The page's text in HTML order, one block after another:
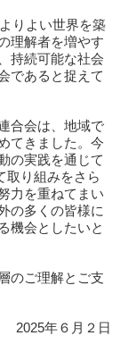
りよい世界を築
理解者を増やす
持続可能な社会
であると捉えて
合会は、地域で
てきました。今
の実践を通じて
取り組みをさら
力を重ねてまい
の多くの皆様に
機会としたいと
のご理解とご支
2025年６月２日